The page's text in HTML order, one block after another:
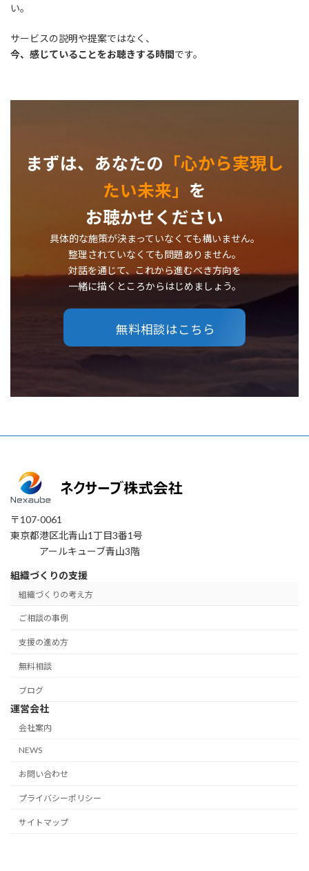
い。
サービスの説明や提案ではなく、
今、感じていることをお聴きする時間です。
まずは、あなたの 「心から実現し
たい未来」 を
お聴かせください
具体的な施策が決まっていなくても構いません。
整理されていなくても問題ありません。
対話を通じて、これから進むべき方向を
一緒に描くところからはじめましょう。
無料相談はこちら
〒107-0061
東京都港区北青山1丁目3番1号
アールキューブ青山3階
組織づくりの支援
組織づくりの考え方
ご相談の事例
支援の進め方
無料相談
ブログ
運営会社
会社案内
NEWS
お問い合わせ
プライバシーポリシー
サイトマップ